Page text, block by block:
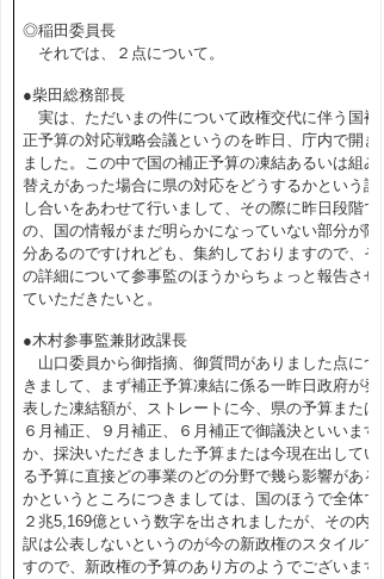
◎稲田委員長
それでは、２点について。
●柴田総務部長
実は、ただいまの件について政権交代に伴う国補
正予算の対応戦略会議というのを昨日、庁内で開き
ました。この中で国の補正予算の凍結あるいは組み
替えがあった場合に県の対応をどうするかという話
し合いをあわせて行いまして、その際に昨日段階で
の、国の情報がまだ明らかになっていない部分が随
分あるのですけれども、集約しておりますので、そ
の詳細について参事監のほうからちょっと報告させ
ていただきたいと。
●木村参事監兼財政課長
山口委員から御指摘、御質問がありました点につ
きまして、まず補正予算凍結に係る一昨日政府が発
表した凍結額が、ストレートに今、県の予算または
６月補正、９月補正、６月補正で御議決といいます
か、採決いただきました予算または今現在出してい
る予算に直接どの事業のどの分野で幾ら影響がある
かというところにつきましては、国のほうで全体で
２兆5,169億という数字を出されましたが、その内
訳は公表しないというのが今の新政権のスタイルで
すので、新政権の予算のあり方のようでございます